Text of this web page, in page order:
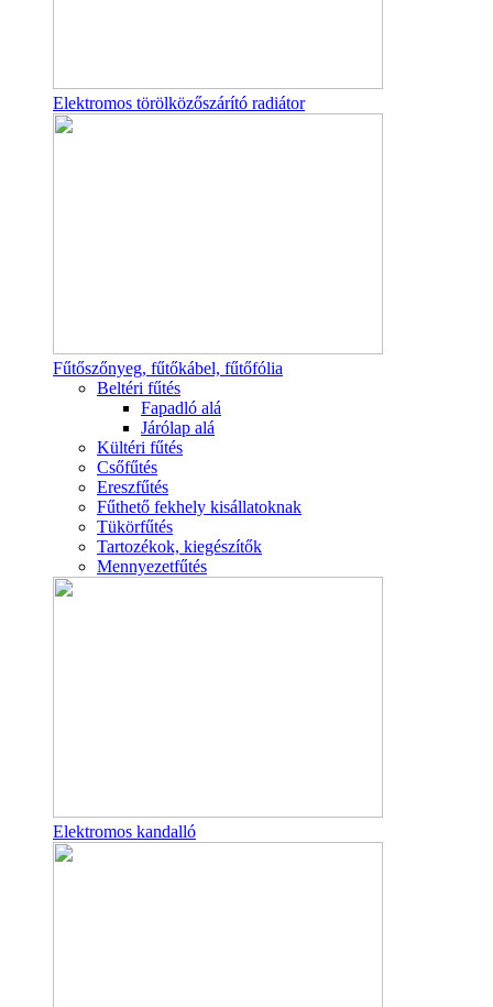
Elektromos törölközőszárító radiátor
Fűtőszőnyeg, fűtőkábel, fűtőfólia
Beltéri fűtés
Fapadló alá
Járólap alá
Kültéri fűtés
Csőfűtés
Ereszfűtés
Fűthető fekhely kisállatoknak
Tükörfűtés
Tartozékok, kiegészítők
Mennyezetfűtés
Elektromos kandalló